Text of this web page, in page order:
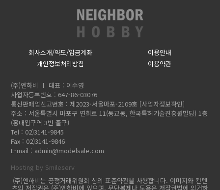
회사소개/약도/입금계좌
이용안내
개인정보처리방침
이용약관
(주)엔하비
대표 : 이수영
사업자등록번호 : 647-86-03076
통신판매업신고번호 : 제2023-서울마포-2109호 [사업자정보확인]
주소 : 서울특별시 마포구 연희로 11(동교동, 한국특허기술진흥원빌딩) 1층
(홍대입구역 3번 출구)
Tel : 02)3141-9845
Fax : 02)3141-9846
E-mail : admin@modelsale.com
Hosting by Smileserv
(주)엔하비는 공정거래위원회 심의 표준약관을 사용합니다. 이미지와 컨텐
츠의 저작권은 (주)엔하비에 있으며, 무단복제나 도용은 저작권법에 의거하